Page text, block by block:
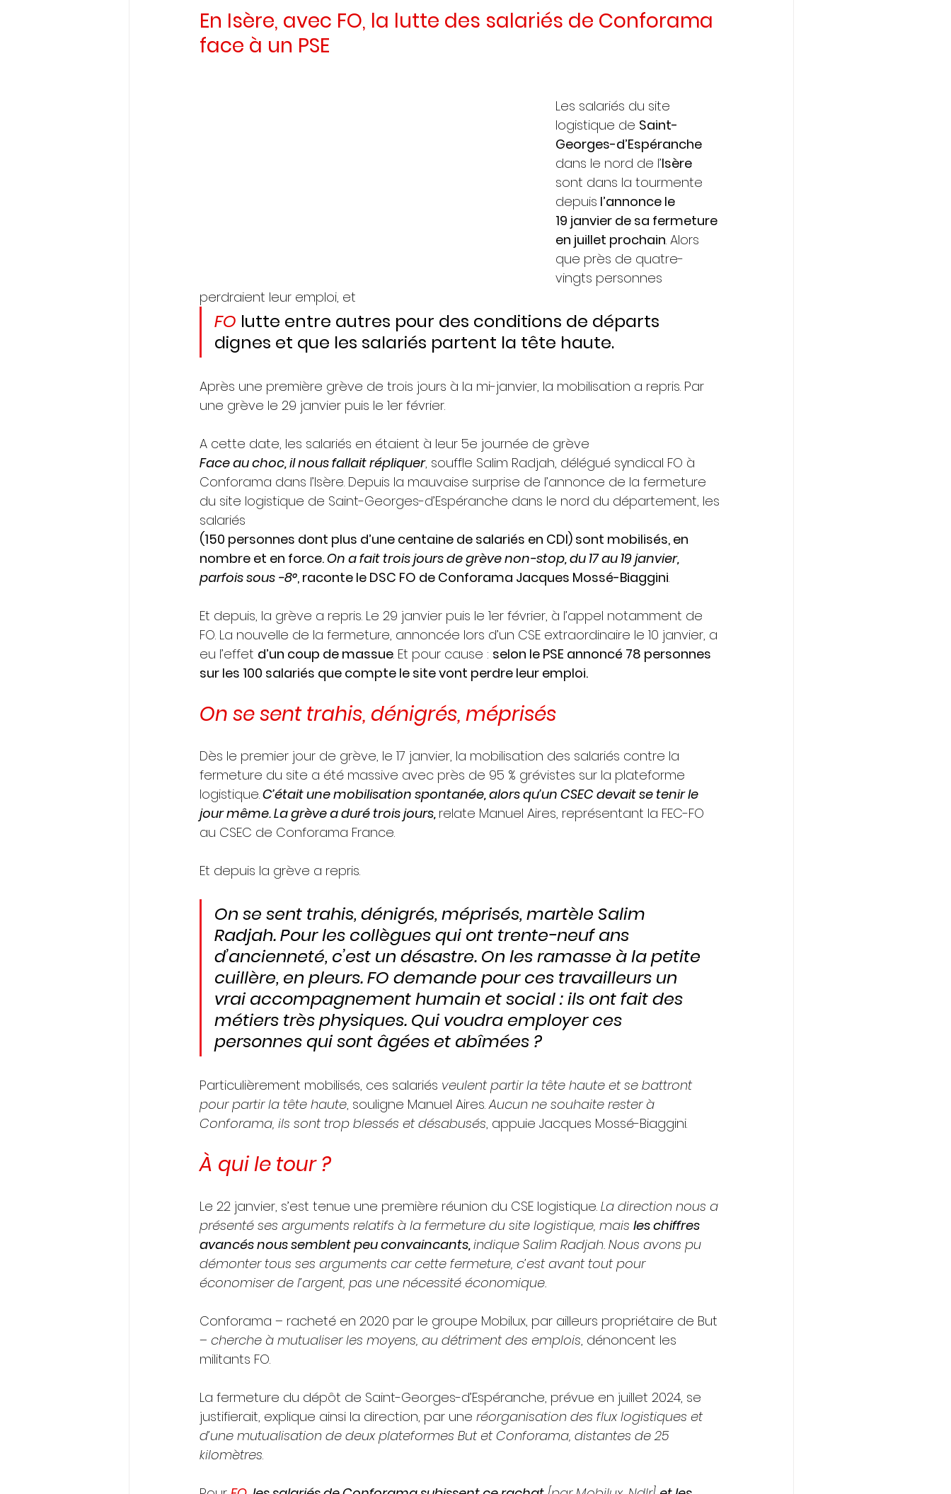
En Isère, avec FO, la lutte des salariés de Conforama
face à un PSE
Les salariés du site
logistique de Saint-
Georges-d’Espéranche
dans le nord de l’Isère
sont dans la tourmente
depuis l’annonce le
19 janvier de sa fermeture
en juillet prochain. Alors
que près de quatre-
vingts personnes
perdraient leur emploi, et
FO lutte entre autres pour des conditions de départs
dignes et que les salariés partent la tête haute.
Après une première grève de trois jours à la mi-janvier, la mobilisation a repris. Par
une grève le 29 janvier puis le 1er février.
A cette date, les salariés en étaient à leur 5e journée de grève
Face au choc, il nous fallait répliquer, souffle Salim Radjah, délégué syndical FO à
Conforama dans l’Isère. Depuis la mauvaise surprise de l’annonce de la fermeture
du site logistique de Saint-Georges-d’Espéranche dans le nord du département, les
salariés
(150 personnes dont plus d’une centaine de salariés en CDI) sont mobilisés, en
nombre et en force. On a fait trois jours de grève non-stop, du 17 au 19 janvier,
parfois sous -8°, raconte le DSC FO de Conforama Jacques Mossé-Biaggini.
Et depuis, la grève a repris. Le 29 janvier puis le 1er février, à l’appel notamment de
FO. La nouvelle de la fermeture, annoncée lors d’un CSE extraordinaire le 10 janvier, a
eu l’effet d’un coup de massue. Et pour cause : selon le PSE annoncé 78 personnes
sur les 100 salariés que compte le site vont perdre leur emploi.
On se sent trahis, dénigrés, méprisés
Dès le premier jour de grève, le 17 janvier, la mobilisation des salariés contre la
fermeture du site a été massive avec près de 95 % grévistes sur la plateforme
logistique. C’était une mobilisation spontanée, alors qu’un CSEC devait se tenir le
jour même. La grève a duré trois jours, relate Manuel Aires, représentant la FEC-FO
au CSEC de Conforama France.
Et depuis la grève a repris.
On se sent trahis, dénigrés, méprisés, martèle Salim
Radjah. Pour les collègues qui ont trente-neuf ans
d’ancienneté, c’est un désastre. On les ramasse à la petite
cuillère, en pleurs. FO demande pour ces travailleurs un
vrai accompagnement humain et social : ils ont fait des
métiers très physiques. Qui voudra employer ces
personnes qui sont âgées et abîmées ?
Particulièrement mobilisés, ces salariés veulent partir la tête haute et se battront
pour partir la tête haute, souligne Manuel Aires. Aucun ne souhaite rester à
Conforama, ils sont trop blessés et désabusés, appuie Jacques Mossé-Biaggini.
À qui le tour ?
Le 22 janvier, s’est tenue une première réunion du CSE logistique. La direction nous a
présenté ses arguments relatifs à la fermeture du site logistique, mais les chiffres
avancés nous semblent peu convaincants, indique Salim Radjah. Nous avons pu
démonter tous ses arguments car cette fermeture, c’est avant tout pour
économiser de l’argent, pas une nécessité économique.
Conforama – racheté en 2020 par le groupe Mobilux, par ailleurs propriétaire de But
– cherche à mutualiser les moyens, au détriment des emplois, dénoncent les
militants FO.
La fermeture du dépôt de Saint-Georges-d’Espéranche, prévue en juillet 2024, se
justifierait, explique ainsi la direction, par une réorganisation des flux logistiques et
d’une mutualisation de deux plateformes But et Conforama, distantes de 25
kilomètres.